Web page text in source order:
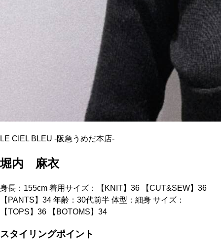
LE CIEL BLEU -阪急うめだ本店-
堀内 麻衣
身長：155cm 着用サイズ：【KNIT】36 【CUT&SEW】36
【PANTS】34 年齢：30代前半 体型：細身 サイズ：
【TOPS】36 【BOTOMS】34
スタイリングポイント